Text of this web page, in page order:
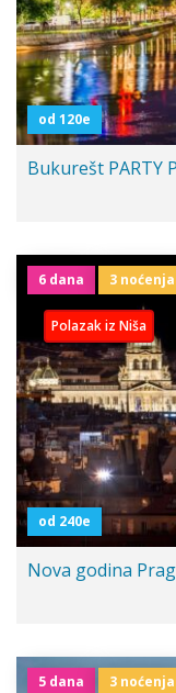
od 120e
Bukurešt PARTY
Polazak iz Niša
6 dana 3 noćenja
od 240e
Nova godina Prag
5 dana 3 noćenja